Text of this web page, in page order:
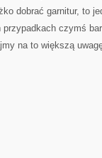
dobrać garnitur, to
czymś
na to większą